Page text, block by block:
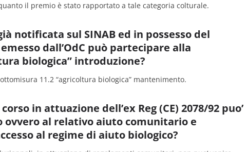
il premio è stato rapportato a tale categoria colturale.
notificata sul SINAB ed in possesso del
dall’OdC può partecipare alla
biologica” introduzione?
11.2 “agricoltura biologica” mantenimento.
in attuazione dell’ex Reg (CE) 2078/92 puo’
ovvero al relativo aiuto comunitario e
al regime di aiuto biologico?